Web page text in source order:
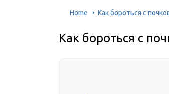
Home Как бороться с
Как бороться с